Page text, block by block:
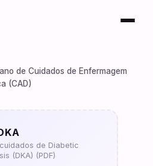
de Cuidados de Enfermagem
(CAD)
de Diabetic
(DKA) (PDF)